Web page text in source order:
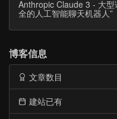
Anthropic Claude 3 - 大
全的人工智能聊天机器人”
博客信息
文章数目
建站已有